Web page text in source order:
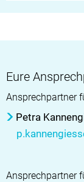
Eure
Ansprechpartner
Petra
Ansprechpartner